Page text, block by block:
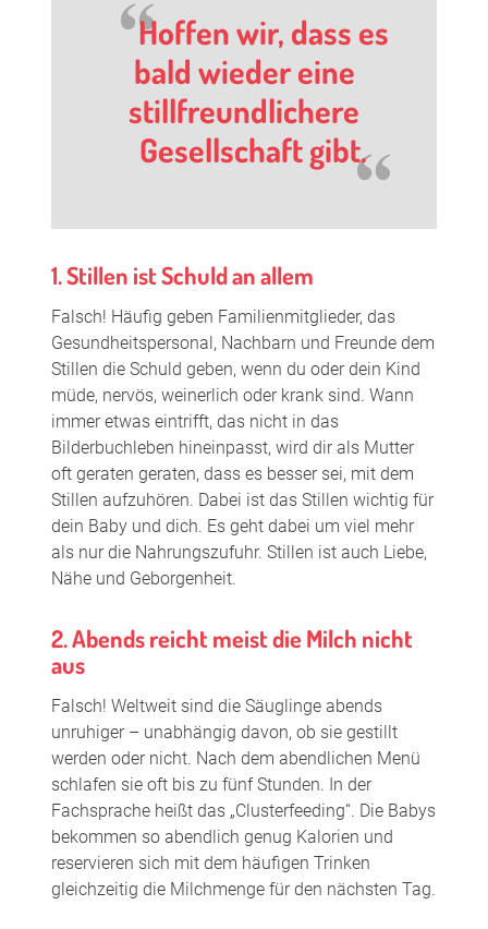
Hoffen wir, dass es
bald wieder eine
stillfreundlichere
Gesellschaft gibt.
1. Stillen ist Schuld an allem
Falsch! Häufig geben Familienmitglieder, das
Gesundheitspersonal, Nachbarn und Freunde dem
Stillen die Schuld geben, wenn du oder dein Kind
müde, nervös, weinerlich oder krank sind. Wann
immer etwas eintrifft, das nicht in das
Bilderbuchleben hineinpasst, wird dir als Mutter
oft geraten geraten, dass es besser sei, mit dem
Stillen aufzuhören. Dabei ist das Stillen wichtig für
dein Baby und dich. Es geht dabei um viel mehr
als nur die Nahrungszufuhr. Stillen ist auch Liebe,
Nähe und Geborgenheit.
2. Abends reicht meist die Milch nicht
aus
Falsch! Weltweit sind die Säuglinge abends
unruhiger – unabhängig davon, ob sie gestillt
werden oder nicht. Nach dem abendlichen Menü
schlafen sie oft bis zu fünf Stunden. In der
Fachsprache heißt das „Clusterfeeding“. Die Babys
bekommen so abendlich genug Kalorien und
reservieren sich mit dem häufigen Trinken
gleichzeitig die Milchmenge für den nächsten Tag.